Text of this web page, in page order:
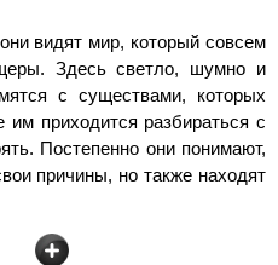
видят мир, который совсем
Здесь светло, шумно и
с существами, которых
им приходится разбираться с
Постепенно они понимают,
причины, но также находят